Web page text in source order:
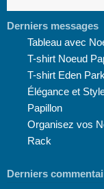
Derniers messages
Tableau avec
T-shirt Noeud
T-shirt Eden
Élégance et
Papillon
Organisez vos
Rack
Derniers